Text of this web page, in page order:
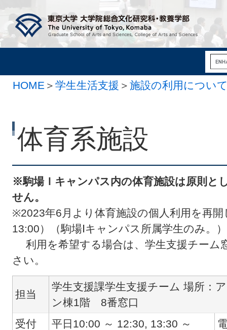
HOME ＞ 学生生活支援 ＞ 施設の利用につい
体育系施設
※駒場Ｉキャンパス内の体育施設は原則と
せん。
※2023年6月より体育施設の個人利用を再
13:00）（駒場Ⅰキャンパス所属学生のみ。）
利用を希望する場合は、学生支援チーム
さい。
担当
学生支援課学生支援チーム 場所：
ン棟1階 8番窓口
受付
平日10:00 ～ 12:30, 13:30 ～